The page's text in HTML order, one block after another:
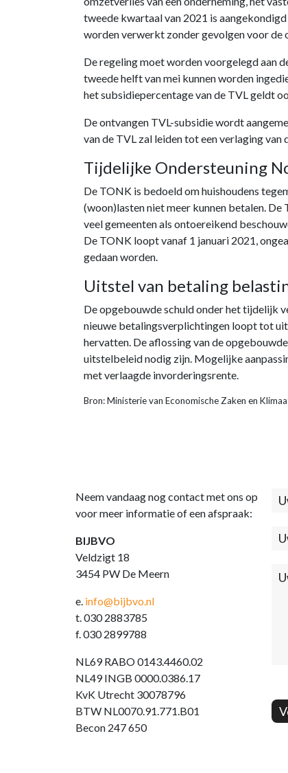
tweede kwartaal van 2021 is
worden verwerkt zonder gevolgen voor
De regeling moet worden voorgelegd aan
tweede helft van mei kunnen worden
het subsidiepercentage van de TVL geldt
De ontvangen TVL-subsidie wordt
van de TVL zal leiden tot een verlaging van
Tijdelijke Ondersteuning
De TONK is bedoeld om huishoudens
(woon)lasten niet meer kunnen betalen.
veel gemeenten als ontoereikend
De TONK loopt vanaf 1 januari 2021,
gedaan worden.
Uitstel van betaling
De opgebouwde schuld onder het tijdelijk
nieuwe betalingsverplichtingen loopt tot
hervatten. De aflossing van de
uitstelbeleid nodig zijn. Mogelijke
met verlaagde invorderingsrente.
Bron: Ministerie van Economische Zaken en
Neem vandaag nog contact met ons op
voor meer informatie of een afspraak:
BIJBVO
Veldzigt 18
3454 PW De Meern
e. info@bijbvo.nl
t. 030 2883785
f. 030 2899788
NL69 RABO 0143.4460.02
NL49 INGB 0000.0386.17
KvK Utrecht 30078796
BTW NL0070.91.771.B01
Becon 247 650